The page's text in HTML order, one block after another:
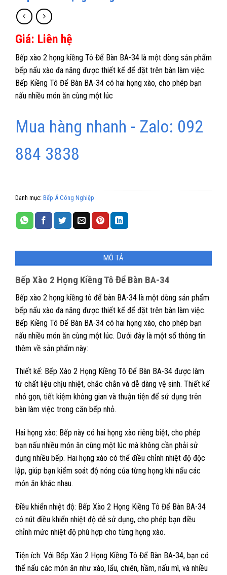
Giá: Liên hệ
Bếp xào 2 họng kiềng Tô Để Bàn BA-34 là một dòng sản phẩm
bếp nấu xào đa năng được thiết kế để đặt trên bàn làm việc.
Bếp Kiềng Tô Để Bàn BA-34 có hai họng xào, cho phép bạn
nấu nhiều món ăn cùng một lúc
Mua hàng nhanh - Zalo: 092
884 3838
Danh mục: Bếp Á Công Nghiệp
MÔ TẢ
Bếp Xào 2 Họng Kiềng Tô Để Bàn BA-34
Bếp xào 2 họng kiềng tô để bàn BA-34 là một dòng sản phẩm
bếp nấu xào đa năng được thiết kế để đặt trên bàn làm việc.
Bếp Kiềng Tô Để Bàn BA-34 có hai họng xào, cho phép bạn
nấu nhiều món ăn cùng một lúc. Dưới đây là một số thông tin
thêm về sản phẩm này:
Thiết kế: Bếp Xào 2 Họng Kiềng Tô Để Bàn BA-34 được làm
từ chất liệu chịu nhiệt, chắc chắn và dễ dàng vệ sinh. Thiết kế
nhỏ gọn, tiết kiệm không gian và thuận tiện để sử dụng trên
bàn làm việc trong căn bếp nhỏ.
Hai họng xào: Bếp này có hai họng xào riêng biệt, cho phép
bạn nấu nhiều món ăn cùng một lúc mà không cần phải sử
dụng nhiều bếp. Hai họng xào có thể điều chỉnh nhiệt độ độc
lập, giúp bạn kiểm soát độ nóng của từng họng khi nấu các
món ăn khác nhau.
Điều khiển nhiệt độ: Bếp Xào 2 Họng Kiềng Tô Để Bàn BA-34
có nút điều khiển nhiệt độ dễ sử dụng, cho phép bạn điều
chỉnh mức nhiệt độ phù hợp cho từng họng xào.
Tiện ích: Với Bếp Xào 2 Họng Kiềng Tô Để Bàn BA-34, bạn có
thể nấu các món ăn như xào, lẩu, chiên, hầm, nấu mì, và nhiều